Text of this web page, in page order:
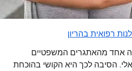
רפואית בהריון
אחד מהאתגרים המשפטיים
הסיבה לכך היא הקושי בהוכחת